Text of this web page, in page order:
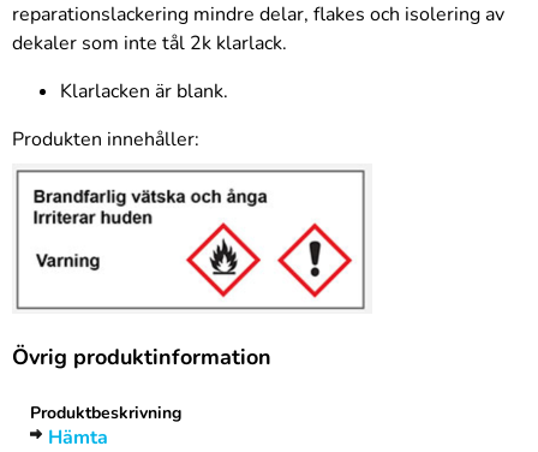
reparationslackering mindre delar, flakes och isolering av
dekaler som inte tål 2k klarlack.
Klarlacken är blank.
Produkten innehåller:
Övrig produktinformation
Produktbeskrivning
Hämta